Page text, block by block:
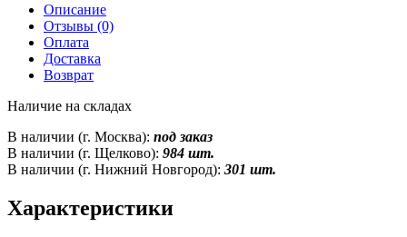
Описание
Отзывы (0)
Оплата
Доставка
Возврат
Наличие на складах
В наличии (г. Москва): под заказ
В наличии (г. Щелково): 984 шт.
В наличии (г. Нижний Новгород): 301 шт.
Характеристики